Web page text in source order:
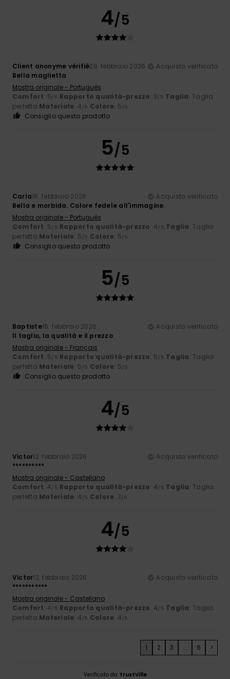
4/5
Client anonyme vérifié26. febbraio 2026
Acquisto verificato
Bella maglietta
Mostra originale - Português
Comfort: 5/5 Rapporto qualità-prezzo: 3/5 Taglia: Taglia
perfetta Materiale: 4/5 Colore: 5/5
Consiglio questo prodotto
5/5
Carla18. febbraio 2026
Acquisto verificato
Bella e morbida. Colore fedele all'immagine.
Mostra originale - Português
Comfort: 5/5 Rapporto qualità-prezzo: 4/5 Taglia: Taglia
perfetta Materiale: 5/5 Colore: 5/5
Consiglio questo prodotto
5/5
Baptiste16. febbraio 2026
Acquisto verificato
Il taglio, la qualità e il prezzo
Mostra originale - Français
Comfort: 5/5 Rapporto qualità-prezzo: 5/5 Taglia: Taglia
perfetta Materiale: 5/5 Colore: 5/5
Consiglio questo prodotto
4/5
Victor12. febbraio 2026
Acquisto verificato
**********
Mostra originale - Castellano
Comfort: 4/5 Rapporto qualità-prezzo: 4/5 Taglia: Taglia
perfetta Materiale: 4/5 Colore: 3/5
4/5
Victor12. febbraio 2026
Acquisto verificato
***********
Mostra originale - Castellano
Comfort: 4/5 Rapporto qualità-prezzo: 4/5 Taglia: Taglia
perfetta Materiale: 4/5 Colore: 4/5
1 2 3 ... 6 >
Verificato da TrustVille